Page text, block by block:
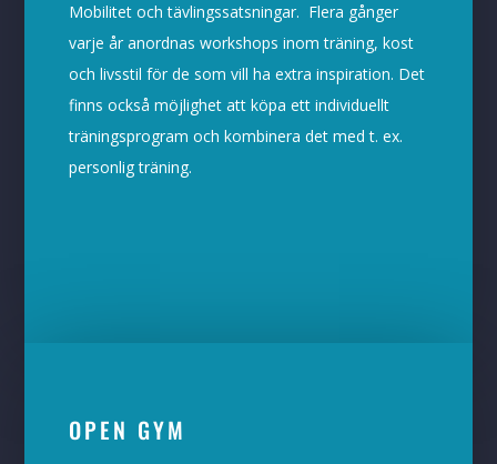
Mobilitet och tävlingssatsningar. Flera gånger
varje år anordnas workshops inom träning, kost
och livsstil för de som vill ha extra inspiration. Det
finns också möjlighet att köpa ett individuellt
träningsprogram och kombinera det med t. ex.
personlig träning.
OPEN GYM